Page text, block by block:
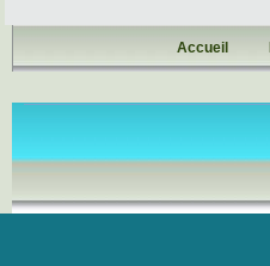
Accueil